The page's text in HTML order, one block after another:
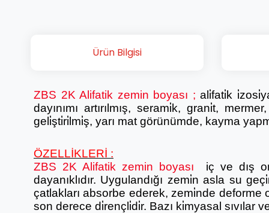
Ürün Bilgisi
ZBS 2K Alifatik zemin boyası ; ali̇fati̇k
dayınımı artırılmış, serami̇k, grani̇t,
geli̇şti̇ri̇lmi̇ş, yarı mat görünümde, kayma
ÖZELLİKLERİ :
ZBS 2K Alifatik zemin boyası
iç ve dış
dayanıklıdır. Uygulandığı zemi̇n asla su
çatlakları absorbe ederek, zemi̇nde deforme
son derece di̇rençli̇di̇r. Bazı ki̇myasal sıvılar